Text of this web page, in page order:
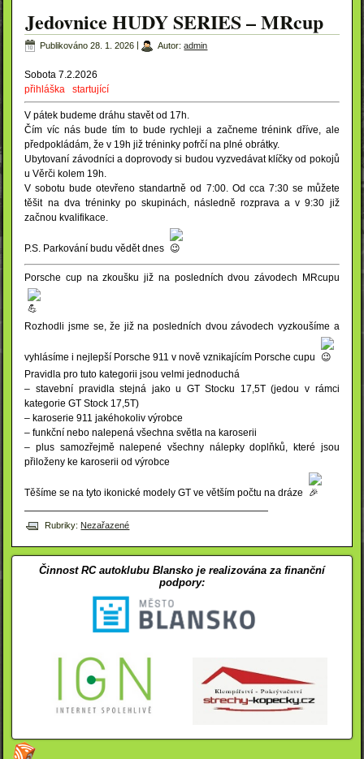
Jedovnice HUDY SERIES – MRcup
Publikováno 28. 1. 2026 Autor: admin
Sobota 7.2.2026
přihláška
startující
V pátek budeme dráhu stavět od 17h.
Čím víc nás bude tím to bude rychleji a začneme trénink dříve, ale
předpokládám, že v 19h již tréninky pofrčí na plné obrátky.
Ubytovaní závodníci a doprovody si budou vyzvedávat klíčky od pokojů
u Věrči kolem 19h.
V sobotu bude otevřeno standartně od 7:00. Od cca 7:30 se můžete
těšit na dva tréninky po skupinách, následně rozprava a v 9:30 již
začnou kvalifikace.
P.S. Parkování budu vědět dnes
Porsche cup na zkoušku již na posledních dvou závodech MRcupu
Rozhodli jsme se, že již na posledních dvou závodech vyzkoušíme a
vyhlásíme i nejlepší Porsche 911 v nově vznikajícím Porsche cupu
Pravidla pro tuto kategorii jsou velmi jednoduchá
– stavební pravidla stejná jako u GT Stocku 17,5T (jedou v rámci
kategorie GT Stock 17,5T)
– karoserie 911 jakéhokoliv výrobce
– funkční nebo nalepená všechna světla na karoserii
– plus samozřejmě nalepené všechny nálepky doplňků, které jsou
přiloženy ke karoserii od výrobce
Těšíme se na tyto ikonické modely GT ve větším počtu na dráze
—————————————————————————
Rubriky: Nezařazené
Činnost RC autoklubu Blansko je realizována za finanční
podpory: